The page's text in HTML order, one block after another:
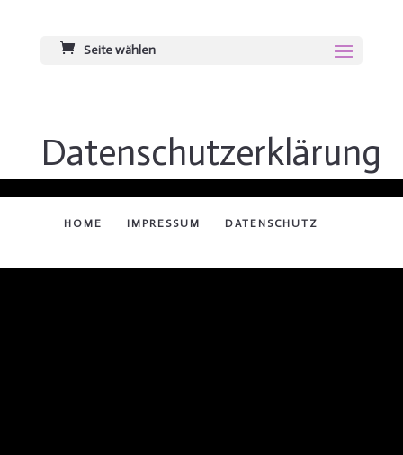
Seite wählen
Datenschutzerklärung
HOME IMPRESSUM DATENSCHUTZ